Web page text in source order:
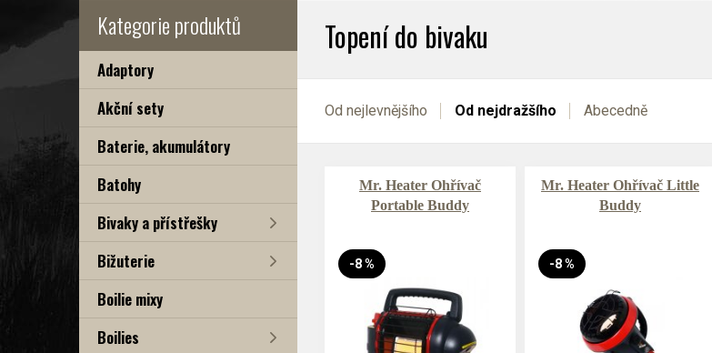
Kategorie produktů
Adaptory
Akční sety
Baterie, akumulátory
Batohy
Bivaky a přístřešky
Bižuterie
Boilie mixy
Boilies
Topení do bivaku
Od nejlevnějšího Od nejdražšího Abecedně
Mr. Heater Ohřívač
Portable Buddy
-8 %
Mr. Heater Ohřívač Little
Buddy
-8 %